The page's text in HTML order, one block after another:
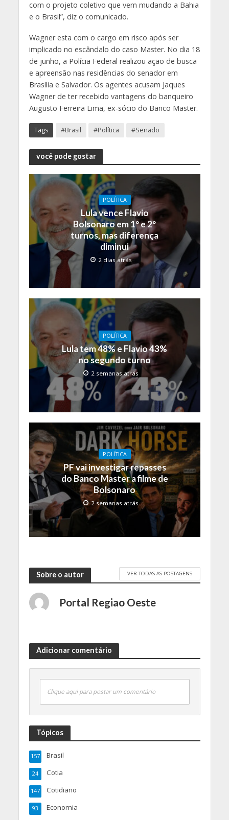
com o projeto coletivo que vem mudando a Bahia
e o Brasil”, diz o comunicado.
Wagner esta com o cargo em risco após ser
implicado no escândalo do caso Master. No dia 18
de junho, a Polícia Federal realizou ação de busca
e apreensão nas residências do senador em
Brasília e Salvador. Os agentes acusam Jaques
Wagner de ter recebido vantagens do banqueiro
Augusto Ferreira Lima, ex-sócio do Banco Master.
Tags #Brasil #Política #Senado
você pode gostar
POLÍTICA
Lula vence Flavio
Bolsonaro em 1º e 2º
turnos, mas diferença
diminui
2 dias atrás
POLÍTICA
Lula tem 48% e Flavio 43%
no segundo turno
2 semanas atrás
POLÍTICA
PF vai investigar repasses
do Banco Master a filme de
Bolsonaro
2 semanas atrás
Sobre o autor VER TODAS AS POSTAGENS
Portal Regiao Oeste
Adicionar comentário
Clique aqui para postar um comentário
Tópicos
Brasil
157
Cotia
24
Cotidiano
147
Economia
93